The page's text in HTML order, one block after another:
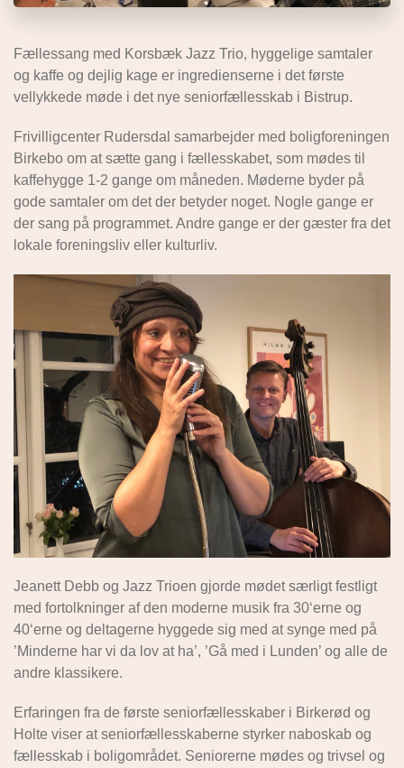
Fællessang med Korsbæk Jazz Trio, hyggelige samtaler
og kaffe og dejlig kage er ingredienserne i det første
vellykkede møde i det nye seniorfællesskab i Bistrup.
Frivilligcenter Rudersdal samarbejder med boligforeningen
Birkebo om at sætte gang i fællesskabet, som mødes til
kaffehygge 1-2 gange om måneden. Møderne byder på
gode samtaler om det der betyder noget. Nogle gange er
der sang på programmet. Andre gange er der gæster fra det
lokale foreningsliv eller kulturliv.
Jeanett Debb og Jazz Trioen gjorde mødet særligt festligt
med fortolkninger af den moderne musik fra 30‘erne og
40‘erne og deltagerne hyggede sig med at synge med på
’Minderne har vi da lov at ha’, ’Gå med i Lunden’ og alle de
andre klassikere.
Erfaringen fra de første seniorfællesskaber i Birkerød og
Holte viser at seniorfællesskaberne styrker naboskab og
fællesskab i boligområdet. Seniorerne mødes og trivsel og